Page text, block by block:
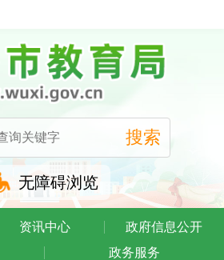
无障碍浏览
资讯中心
政府信息公开
政务服务